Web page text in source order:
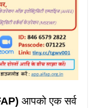
आपको एक सर्व